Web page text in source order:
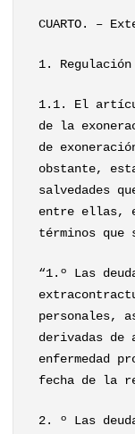
CUARTO. –
1. Regulación
1.1. El
de la
de
obstante,
salvedades
entre ellas,
términos que
“1.º Las
personales,
derivadas de
enfermedad
fecha de la
2. º Las